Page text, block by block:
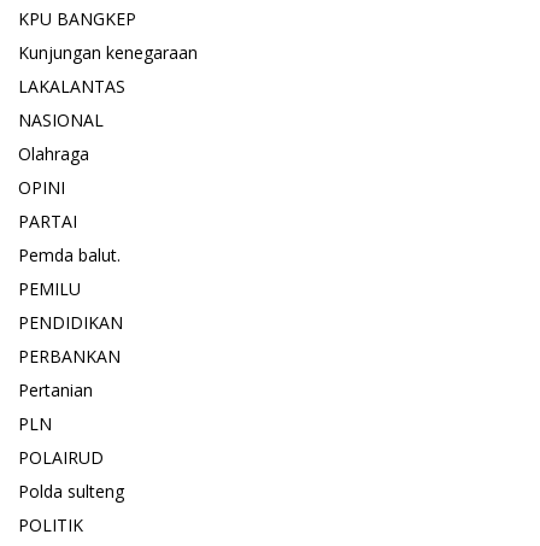
KPU BANGKEP
Kunjungan kenegaraan
LAKALANTAS
NASIONAL
Olahraga
OPINI
PARTAI
Pemda balut.
PEMILU
PENDIDIKAN
PERBANKAN
Pertanian
PLN
POLAIRUD
Polda sulteng
POLITIK